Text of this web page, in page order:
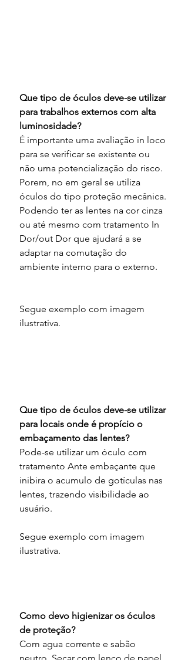
Que tipo de óculos deve-se utilizar
para trabalhos externos com alta
luminosidade?
É importante uma avaliação in loco
para se verificar se existente ou
não uma potencialização do risco.
Porem, no em geral se utiliza
óculos do tipo proteção mecânica.
Podendo ter as lentes na cor cinza
ou até mesmo com tratamento In
Dor/out Dor que ajudará a se
adaptar na comutação do
ambiente interno para o externo.
Segue exemplo com imagem
ilustrativa.
Que tipo de óculos deve-se utilizar
para locais onde é propício o
embaçamento das lentes?
Pode-se utilizar um óculo com
tratamento Ante embaçante que
inibira o acumulo de gotículas nas
lentes, trazendo visibilidade ao
usuário.
Segue exemplo com imagem
ilustrativa.
Como devo higienizar os óculos
de proteção?
Com agua corrente e sabão